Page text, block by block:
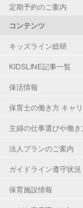
定期予約のご案内
コンテンツ
キッズライン総研
KIDSLINE記事一覧
保活情報
保育士の働き方 キャ
主婦の仕事選びや働き
法人プランのご案内
ガイドライン遵守状況
保育施設情報